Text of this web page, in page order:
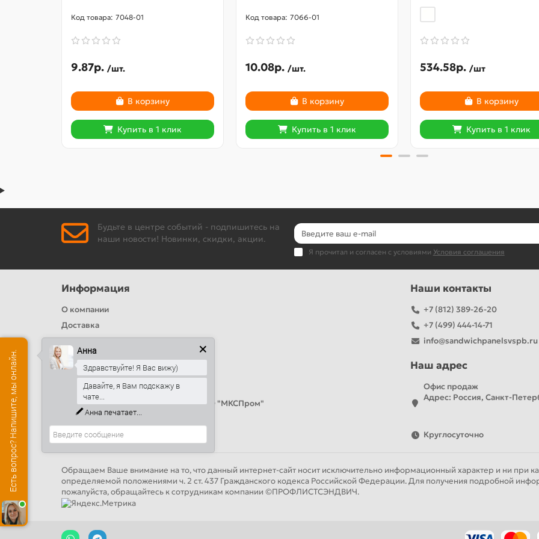
7048-01
9.87р. /шт.
В корзину
Купить в 1 клик
7066-01
10.08р. /шт.
В корзину
Купить в 1 клик
534.58р. /шт
В корзину
Купить в 1 клик
Будьте в центре событий - подпишитесь на
наши новости! Новинки, скидки, акции.
Я прочитал и согласен с условиями Условия соглашения
Информация
О компании
Доставка
Политика безопасности
Условия соглашения
Цвета RAL
Оплата
Калькулятор сэндвич панелей от ООО "МКСПром"
Наши контакты
+7 (812) 389-26-20
+7 (499) 444-14-71
info@sandwichpanelsvspb.ru
Наш адрес
Офис продаж
Адрес: Россия, Санкт-
Круглосуточно
Обращаем Ваше внимание на то, что данный интернет-сайт носит исключительно информационный характер и ни при
определяемой положениями ч. 2 ст. 437 Гражданского кодекса Российской Федерации. Для получения подробной
пожалуйста, обращайтесь к сотрудникам компании ©ПРОФЛИСТСЭНДВИЧ.
Есть вопрос? Напишите, мы онлайн. Анна
Здравствуйте! Я Вас вижу)
Давайте, я Вам подскажу в
чате...
Анна печатает...